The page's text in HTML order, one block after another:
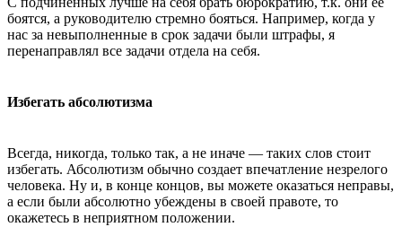
боятся, а руководителю стремно бояться. Например, когда у
нас за невыполненные в срок задачи были штрафы, я
перенаправлял все задачи отдела на себя.
Избегать абсолютизма
Всегда, никогда, только так, а не иначе — таких слов стоит
избегать. Абсолютизм обычно создает впечатление незрелого
человека. Ну и, в конце концов, вы можете оказаться неправы,
а если были абсолютно убеждены в своей правоте, то
окажетесь в неприятном положении.